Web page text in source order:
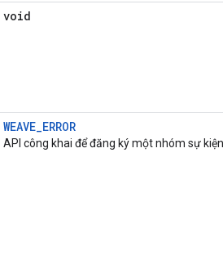
void
WEAVE_ERROR
API công khai để đăng ký một nhóm sự